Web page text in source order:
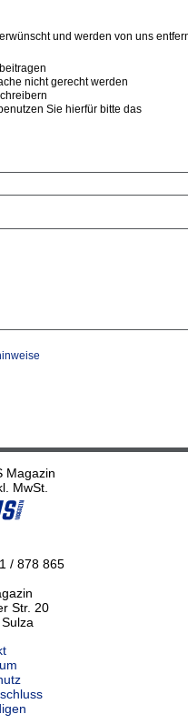
und werden von uns
nicht gerecht werden
Sie hierfür bitte das
Magazin
MwSt.
/ 878 865
Str. 20